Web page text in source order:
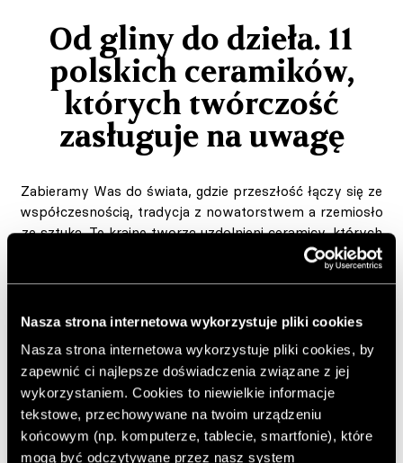
Nasza strona internetowa wykorzystuje pliki cookies
Nasza strona internetowa wykorzystuje pliki cookies, by
zapewnić ci najlepsze doświadczenia związane z jej
wykorzystaniem. Cookies to niewielkie informacje
tekstowe, przechowywane na twoim urządzeniu
końcowym (np. komputerze, tablecie, smartfonie), które
mogą być odczytywane przez nasz system
Od gliny do dzieła. 11
polskich ceramików,
których twórczość
zasługuje na uwagę
Zabieramy Was do świata, gdzie przeszłość łączy się ze
współczesnością, tradycja z nowatorstwem a rzemiosło
ze sztuką. Tę krainę tworzą uzdolnieni ceramicy, których
fach i wyobraźnia umożliwiają kreowanie
Autor:
Dodaj do ulubionych artykułów